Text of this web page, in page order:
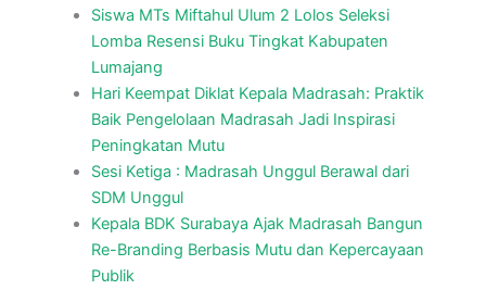
Siswa MTs Miftahul Ulum 2 Lolos Seleksi
Lomba Resensi Buku Tingkat Kabupaten
Lumajang
Hari Keempat Diklat Kepala Madrasah: Praktik
Baik Pengelolaan Madrasah Jadi Inspirasi
Peningkatan Mutu
Sesi Ketiga : Madrasah Unggul Berawal dari
SDM Unggul
Kepala BDK Surabaya Ajak Madrasah Bangun
Re-Branding Berbasis Mutu dan Kepercayaan
Publik